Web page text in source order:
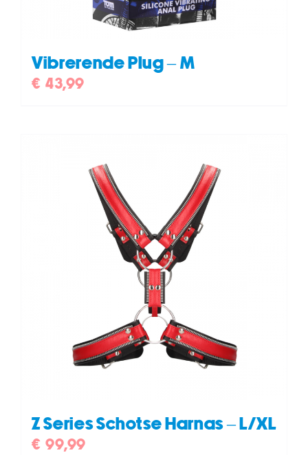
Vibrerende Plug – M
€ 43,99
Z Series Schotse Harnas – L/XL
€ 99,99